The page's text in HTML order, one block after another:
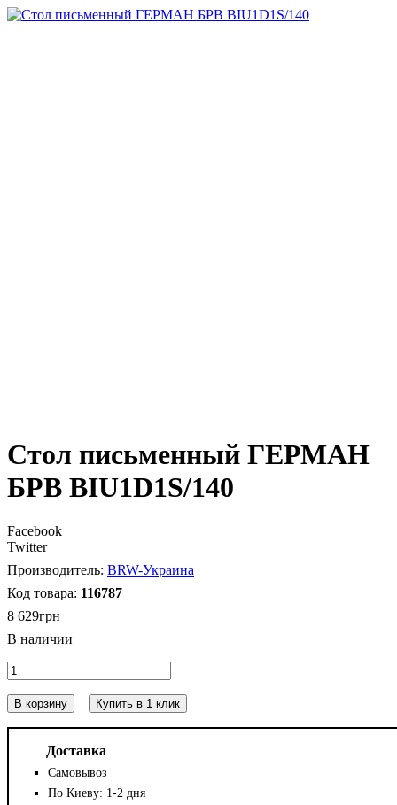
Стол письменный ГЕРМАН
БРВ BIU1D1S/140
Facebook
Twitter
BRW-Украина
116787
8 629грн
В корзину Купить в 1 клик
Доставка
Самовывоз
По Киеву: 1-2 дня